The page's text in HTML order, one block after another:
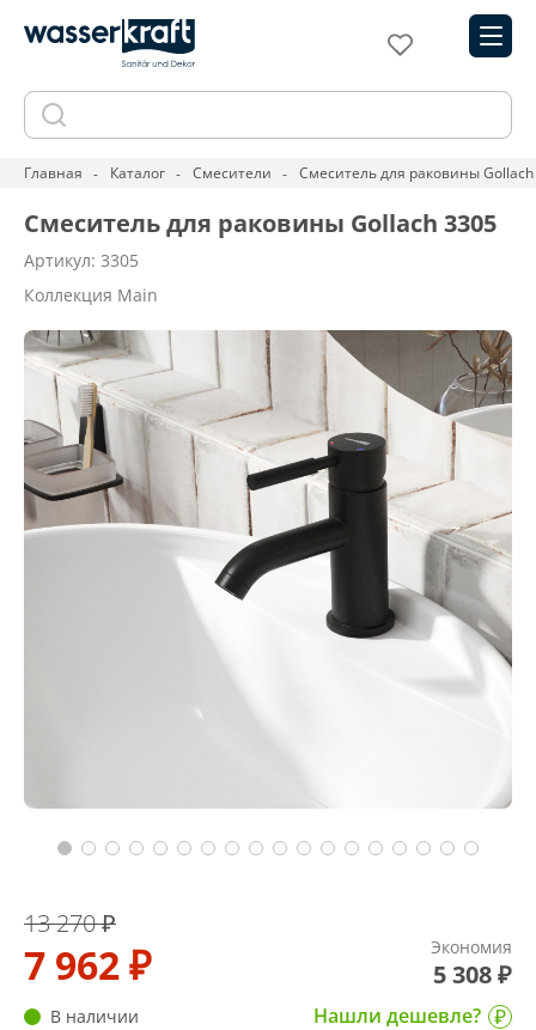
Главная Каталог Смесители Смеситель для раковины
Смеситель для раковины Gollach 3305
Артикул: 3305
Коллекция Main
13 270 ₽
7 962 ₽ Экономия
5 308 ₽
В наличии
Нашли дешевле?